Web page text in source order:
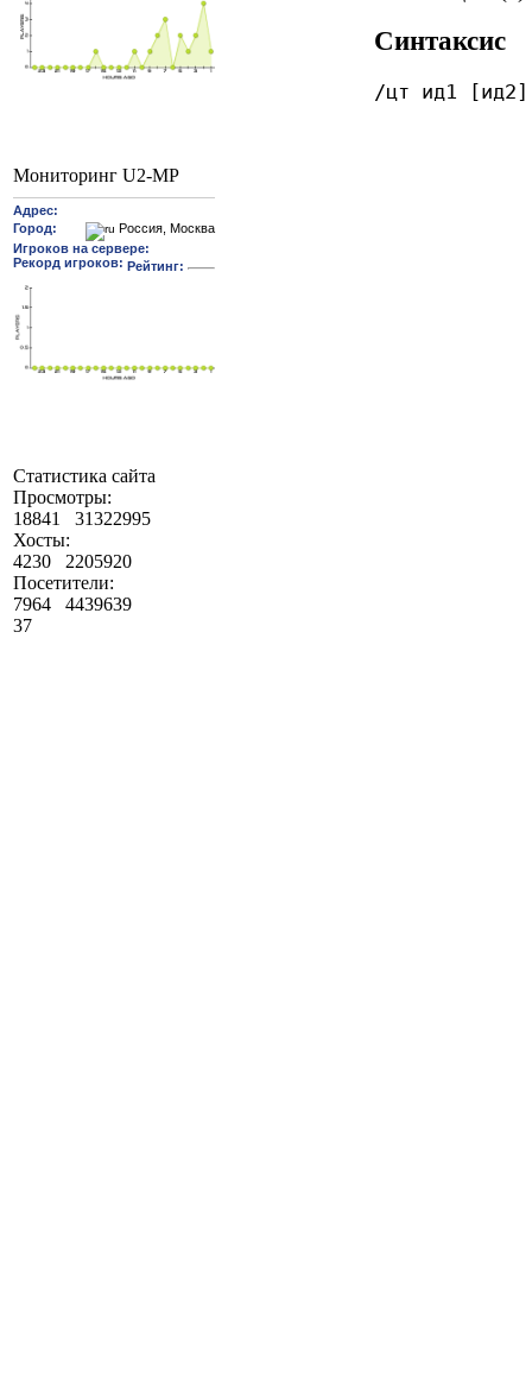
Мониторинг U2-MP
Статистика сайта
Просмотры:
18841
31322995
Хосты:
4230
2205920
Посетители:
7964
4439639
37
Синтаксис
/цт ид1